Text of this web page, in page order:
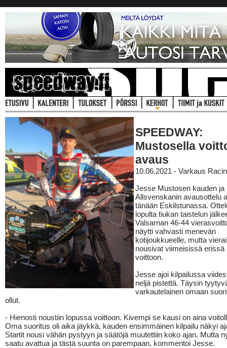
SPEEDWAY:
Mustosella
avaus
10.06.2021 - Varkaus
Jesse Mustosen kauden ja
Allsvenskanin avausottelu
tänään Eskilstunassa.
lopulta tiukan taistelun
Valsarnan 46-44
näytti vahvasti menevän
kotijoukkueelle, mutta
nousivat viimeisissä erissä
voittoon.
Jesse ajoi kilpailussa
neljä pistettä. Täysin
varkautelainen omaan
ollut.
- Hienosti noustiin lopussa voittoon. Kivempi se kausi on aina
Oma suoritus oli aika jäykkä, kauden ensimmäinen kilpailu näkyi
Startit nousi vähän pystyyn ja säätöjä muutettiin koko ajan. Mutta
saatu avattua ja tästä suunta on parempaan, kommentoi Jesse.